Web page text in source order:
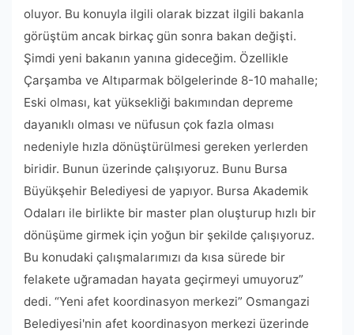
oluyor. Bu konuyla ilgili olarak bizzat ilgili bakanla
görüştüm ancak birkaç gün sonra bakan değişti.
Şimdi yeni bakanın yanına gideceğim. Özellikle
Çarşamba ve Altıparmak bölgelerinde 8-10 mahalle;
Eski olması, kat yüksekliği bakımından depreme
dayanıklı olması ve nüfusun çok fazla olması
nedeniyle hızla dönüştürülmesi gereken yerlerden
biridir. Bunun üzerinde çalışıyoruz. Bunu Bursa
Büyükşehir Belediyesi de yapıyor. Bursa Akademik
Odaları ile birlikte bir master plan oluşturup hızlı bir
dönüşüme girmek için yoğun bir şekilde çalışıyoruz.
Bu konudaki çalışmalarımızı da kısa sürede bir
felakete uğramadan hayata geçirmeyi umuyoruz”
dedi. “Yeni afet koordinasyon merkezi” Osmangazi
Belediyesi'nin afet koordinasyon merkezi üzerinde